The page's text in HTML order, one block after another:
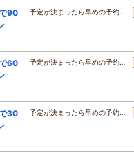
90
予定が決まったら早めの予約…
60
予定が決まったら早めの予約…
30
予定が決まったら早めの予約…